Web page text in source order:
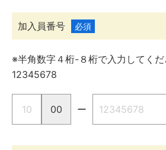
加入員番号 必須
※半角数字４桁-８桁で入力してく
12345678
ー